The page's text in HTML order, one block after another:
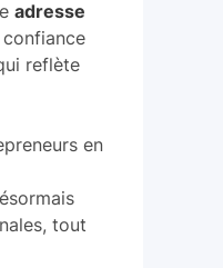
adresse
reflète
en
tout